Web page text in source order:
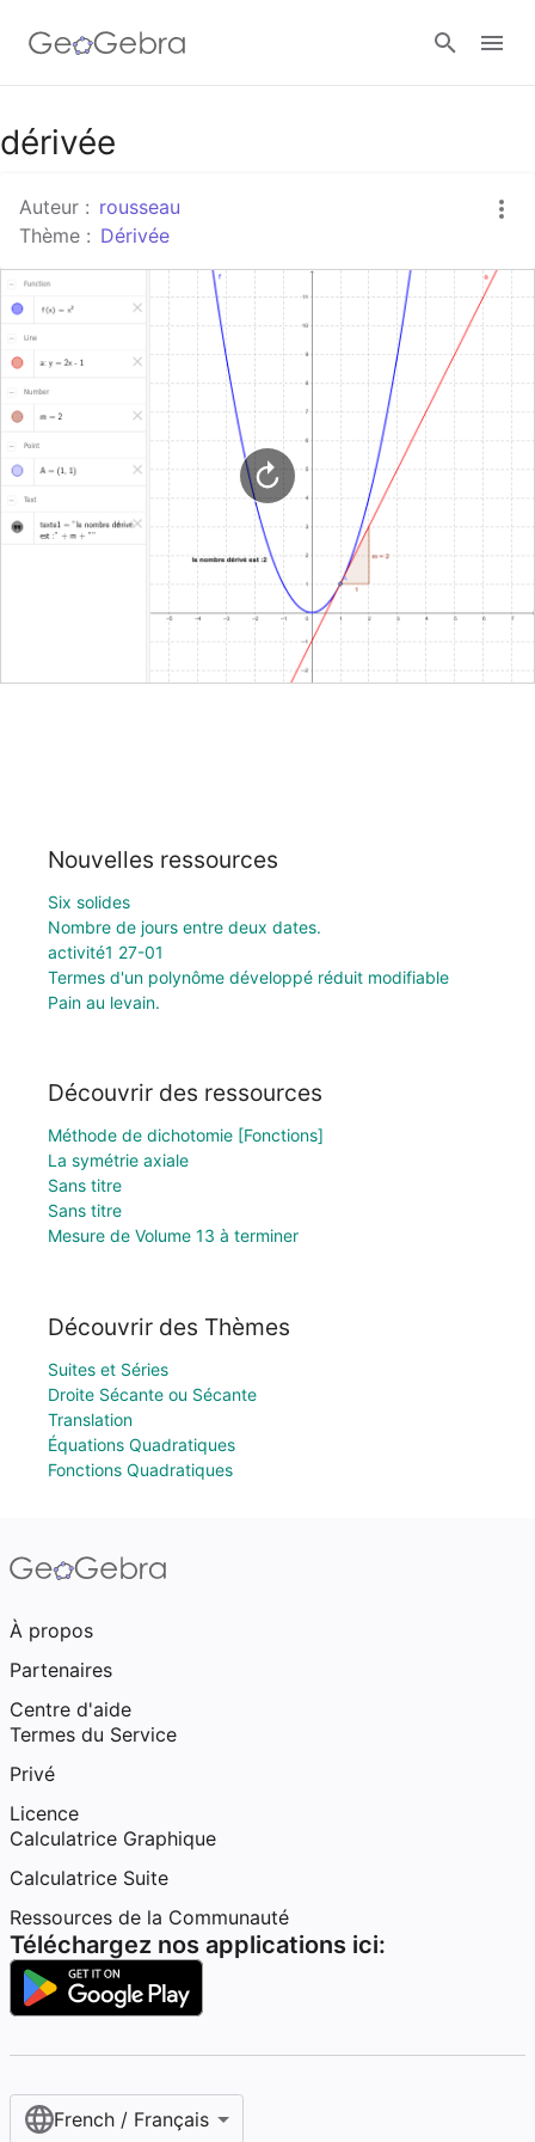
Google Classroom
Classe GeoGebra
Se connecter
dérivée
Auteur : rousseau
Thème : Dérivée
Nouvelles ressources
Six solides
Nombre de jours entre deux dates.
activité1 27-01
Termes d'un polynôme développé réduit modifiable
Pain au levain.
Découvrir des ressources
Méthode de dichotomie [Fonctions]
La symétrie axiale
Sans titre
Sans titre
Mesure de Volume 13 à terminer
Découvrir des Thèmes
Suites et Séries
Droite Sécante ou Sécante
Translation
Équations Quadratiques
Fonctions Quadratiques
À propos
Partenaires
Centre d'aide
Termes du Service
Privé
Licence
Calculatrice Graphique
Calculatrice Suite
Ressources de la Communauté
Téléchargez nos applications ici:
French / Français‎